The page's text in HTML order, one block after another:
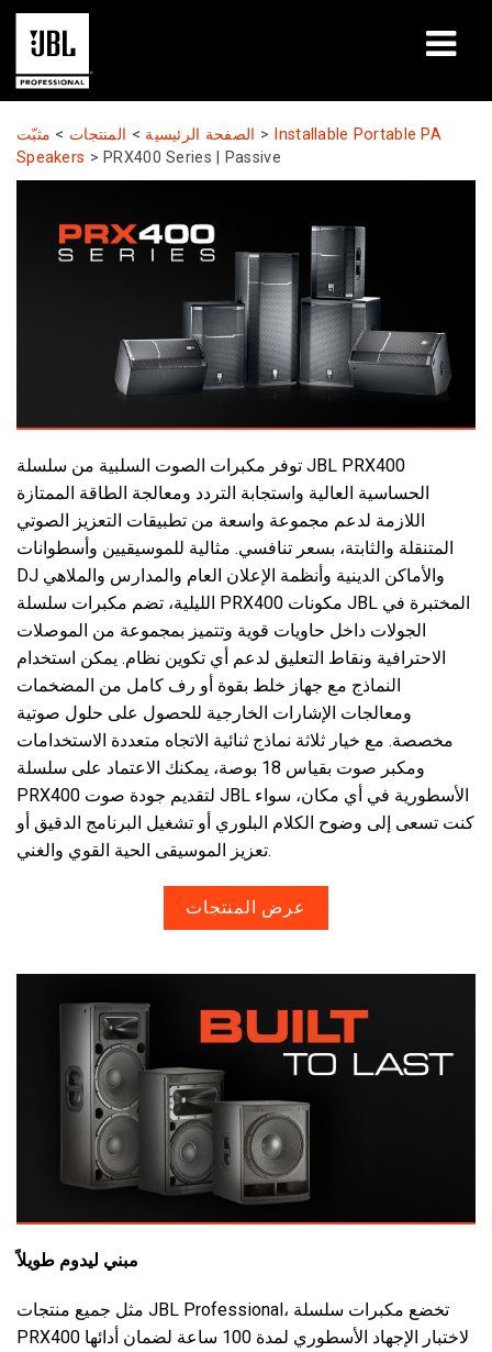
المنتجات
دراسات الحالة
جلسات التعلّم
أين تشتري وتتصل
اللغة/المنطقة
الصفحة الرئيسية > المنتجات > مثبّت > Installable Portable PA
Speakers > PRX400 Series | Passive
توفر مكبرات الصوت السلبية من سلسلة JBL PRX400
الحساسية العالية واستجابة التردد ومعالجة الطاقة الممتازة
اللازمة لدعم مجموعة واسعة من تطبيقات التعزيز الصوتي
المتنقلة والثابتة، بسعر تنافسي. مثالية للموسيقيين وأسطوانات
DJ والأماكن الدينية وأنظمة الإعلان العام والمدارس والملاهي
الليلية، تضم مكبرات سلسلة PRX400 مكونات JBL المختبرة في
الجولات داخل حاويات قوية وتتميز بمجموعة من الموصلات
الاحترافية ونقاط التعليق لدعم أي تكوين نظام. يمكن استخدام
النماذج مع جهاز خلط بقوة أو رف كامل من المضخمات
ومعالجات الإشارات الخارجية للحصول على حلول صوتية
مخصصة. مع خيار ثلاثة نماذج ثنائية الاتجاه متعددة الاستخدامات
ومكبر صوت بقياس 18 بوصة، يمكنك الاعتماد على سلسلة
PRX400 لتقديم جودة صوت JBL الأسطورية في أي مكان، سواء
كنت تسعى إلى وضوح الكلام البلوري أو تشغيل البرنامج الدقيق أو
تعزيز الموسيقى الحية القوي والغني.
عرض المنتجات
مبني ليدوم طويلاً
مثل جميع منتجات JBL Professional، تخضع مكبرات سلسلة
PRX400 لاختبار الإجهاد الأسطوري لمدة 100 ساعة لضمان أدائها